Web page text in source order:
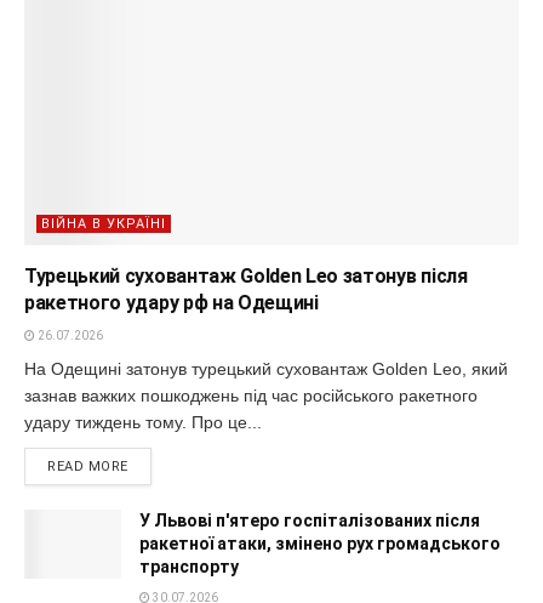
ВІЙНА В УКРАЇНІ
Турецький суховантаж Golden Leo затонув після
ракетного удару рф на Одещині
26.07.2026
На Одещині затонув турецький суховантаж Golden Leo, який
зазнав важких пошкоджень під час російського ракетного
удару тиждень тому. Про це...
READ MORE
У Львові п'ятеро госпіталізованих після
ракетної атаки, змінено рух громадського
транспорту
30.07.2026